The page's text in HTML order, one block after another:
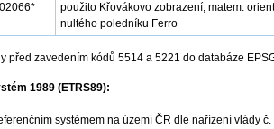
použito Křovákovo zobrazení, matem.
nultého poledníku Ferro
před zavedením kódů 5514 a 5221 do databáze
1989 (ETRS89):
systémem na území ČR dle nařízení vlády